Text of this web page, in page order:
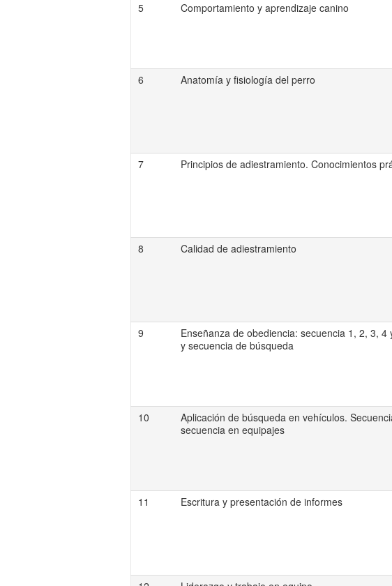
5
Comportamiento y aprendizaje canino
6
Anatomía y fisiología del perro
7
Principios de adiestramiento. Conocimientos
8
Calidad de adiestramiento
9
Enseñanza de obediencia: secuencia 1, 2, 3, 4
y secuencia de búsqueda
10
Aplicación de búsqueda en vehículos.
secuencia en equipajes
11
Escritura y presentación de informes